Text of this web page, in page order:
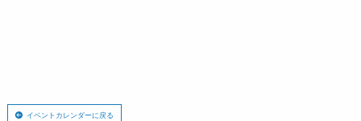
イベントカレンダーに戻る